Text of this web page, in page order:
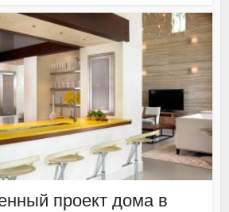
проект дома в